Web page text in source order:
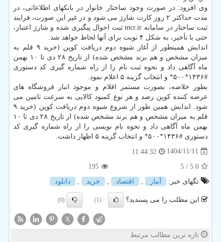
وی افزود: در صورت وجود ساختار خانوار در بانکهای اطلاعاتی، در
مدت حداکثر ۲ روز کارت شارژ می شود و در غیر این صورت، فرایند
ثبت ساختار در سامانه mcr.ir ثبت احوال پیگیری شده و شارژ اعتبار،
حتی با تأخیر، به شکل ۴ نوبت برای آنها لحاظ خواهد شد.
اندایش همینطور از آغاز شیوه دوم دریافت کوپن (خرید ۹ قلم به
میزان مشخص و هم برند مشخص شده) از تاریخ ۲۸ دی تا ۱۰ بهمن
ماه آگاهی داد و نحوه ثبت نام را از راه شماره گیری کد دستوری
#۱۴۳۶*۵۰۰* و انتخاب گزینه ۵ اعلام نمود.
بطور خلاصه، بصورت مستمر اقلام و موجود انبار فروشگاه های
عرضه کننده کوپن رصد و هر نوع کمبود کالایی به سرعت تامین می
شود. اندایش همین طور از شروع شیوه دوم دریافت کوپن (خرید ۹
قلم به میزان مشخص و هم برند مشخص شده) از تاریخ ۲۸ دی تا ۱۰
بهمن ماه آگاهی داد و نحوه نام نویسی را از راه شماره گیری کد
دستوری #۱۴۳۶*۵۰۰* و انتخاب گزینه ۵ اظهار داشت.
1404/11/11
11:44:32
5.0
/ 5
195
تگهای خبر:
آمار اقتصاد خرید دانلود
این مطلب را می پسندید؟ (1)
(0)
X
تازه ترین مطالب مرتبط